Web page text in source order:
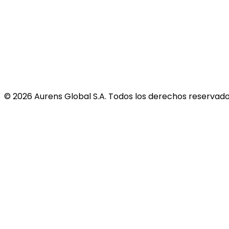
©2026Aurens Global S.A. Todos los derechos